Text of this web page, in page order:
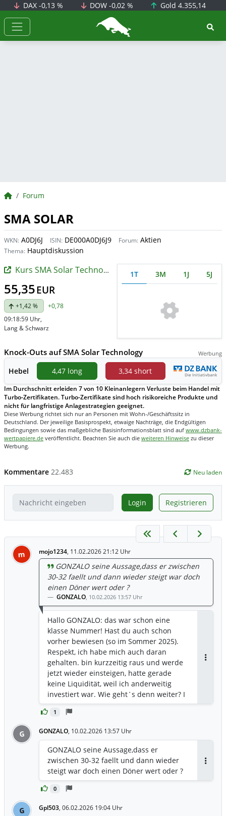
DAX -0,13 % DOW-0,02 % Gold 4.355,14
BörsenNEWS.de
BörsenNEWS.de
Forum
SMA SOLAR
WKN: A0DJ6J ISIN: DE000A0DJ6J9 Forum: Aktien
Thema: Hauptdiskussion
Kurs SMA Solar Technology
55,35EUR
+1,42 %
+0,78
09:18:59 Uhr,
Lang & Schwarz
1T 3M 1J 5J
Knock-Outs auf SMA Solar Technology Werbung
Hebel 4,47 long 3,34 short
Im Durchschnitt erleiden 7 von 10 Kleinanlegern Verluste beim Handel mit
Turbo-Zertifikaten. Turbo-Zertifikate sind hoch risikoreiche Produkte und
nicht für langfristige Anlagestrategien geeignet.
Diese Werbung richtet sich nur an Personen mit Wohn-/Geschäftssitz in
Deutschland. Der jeweilige Basisprospekt, etwaige Nachträge, die Endgültigen
Bedingungen sowie das maßgebliche Basisinformationsblatt sind auf www.dzbank-
wertpapiere.de veröffentlicht. Beachten Sie auch die weiteren Hinweise zu dieser
Werbung.
Kommentare 22.483 Neu laden
Login Registrieren
m mojo1234, 11.02.2026 21:12 Uhr
1
GONZALO seine Aussage,dass er zwischen
30-32 faellt und dann wieder steigt war doch
einen Döner wert oder ?
GONZALO, 10.02.2026 13:57 Uhr
Hallo GONZALO: das war schon eine
klasse Nummer! Hast du auch schon
vorher bewiesen (so im Sommer 2025).
Respekt, ich habe mich auch daran
gehalten. bin kurzzeitig raus und werde
jetzt wieder einsteigen, hatte gerade
keine Liquidität, weil ich anderweitig
investiert war. Wie geht´s denn weiter? I
bims nach wie vor bullis ;-)
G GONZALO, 10.02.2026 13:57 Uhr
0
GONZALO seine Aussage,dass er
zwischen 30-32 faellt und dann wieder
steigt war doch einen Döner wert oder ?
G Gpl503, 06.02.2026 19:04 Uhr